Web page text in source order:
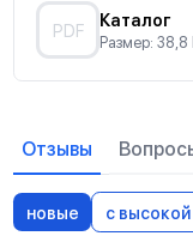
PDF
Каталог
Размер:
Отзывы
новые с